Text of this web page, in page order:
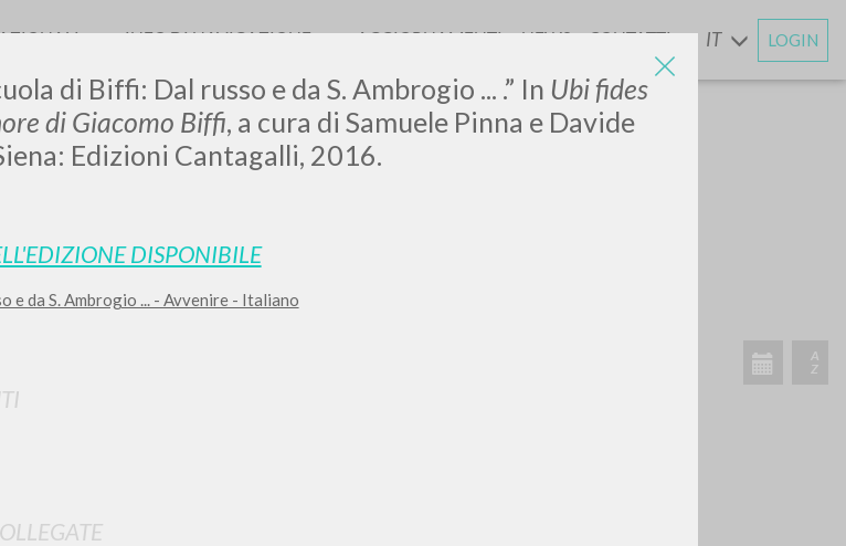
di Biffi: Dal russo e da S. Ambrogio ... .” In Ubi fides
di Giacomo Biffi, a cura di Samuele Pinna e Davide
Edizioni Cantagalli, 2016.
DISPONIBILE
e da S. Ambrogio ... - Avvenire - Italiano
INFO DI NAVIGAZIONE AGGIORNAMENTIENEWS CONTATTI IT LOGIN
precisi? Utilizza laRICERCA AVANZATA »